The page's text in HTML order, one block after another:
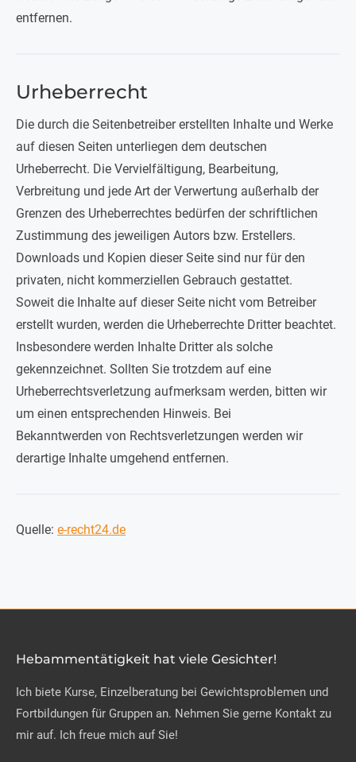
entfernen.
Urheberrecht
Die durch die Seitenbetreiber erstellten Inhalte und Werke
auf diesen Seiten unterliegen dem deutschen
Urheberrecht. Die Vervielfältigung, Bearbeitung,
Verbreitung und jede Art der Verwertung außerhalb der
Grenzen des Urheberrechtes bedürfen der schriftlichen
Zustimmung des jeweiligen Autors bzw. Erstellers.
Downloads und Kopien dieser Seite sind nur für den
privaten, nicht kommerziellen Gebrauch gestattet.
Soweit die Inhalte auf dieser Seite nicht vom Betreiber
erstellt wurden, werden die Urheberrechte Dritter beachtet.
Insbesondere werden Inhalte Dritter als solche
gekennzeichnet. Sollten Sie trotzdem auf eine
Urheberrechtsverletzung aufmerksam werden, bitten wir
um einen entsprechenden Hinweis. Bei
Bekanntwerden von Rechtsverletzungen werden wir
derartige Inhalte umgehend entfernen.
Quelle: e-recht24.de
Hebammentätigkeit hat viele Gesichter!
Ich biete Kurse, Einzelberatung bei Gewichtsproblemen und
Fortbildungen für Gruppen an. Nehmen Sie gerne Kontakt zu
mir auf. Ich freue mich auf Sie!